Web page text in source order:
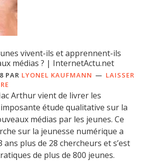
vivent-ils et apprennent-ils
médias ? | InternetActu.net
PAR LYONEL KAUFMANN
LAISSER
Arthur vient de livrer les
étude qualitative sur la
médias par les jeunes. Ce
sur la jeunesse numérique a
ans plus de 28 chercheurs et s’est
de plus de 800 jeunes.